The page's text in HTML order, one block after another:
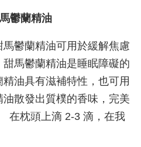
鬱蘭精油
馬鬱蘭精油可用於緩解焦慮
甜馬鬱蘭精油是睡眠障礙的
油具有滋補特性，也可用
油散發出質樸的香味，完美
在枕頭上滴 2-3 滴，在我